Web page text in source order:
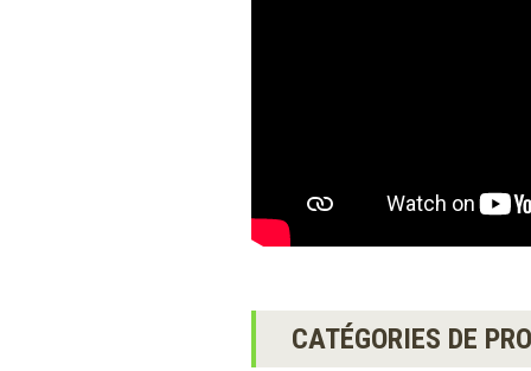
CATÉGORIES DE